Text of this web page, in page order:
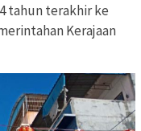
tahun terakhir ke
Kerajaan